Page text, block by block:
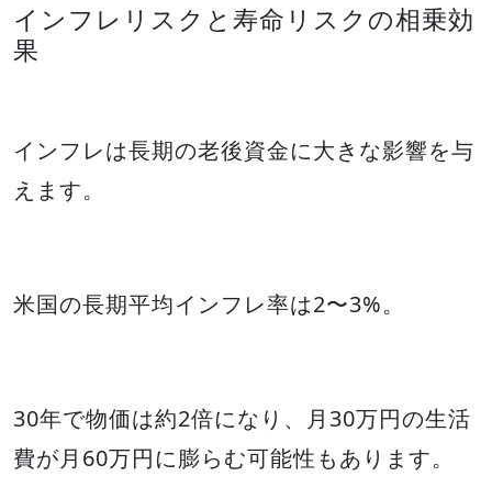
インフレリスクと寿命リスクの相乗効
果
インフレは長期の老後資金に大きな影響を与
えます。
米国の長期平均インフレ率は2〜3%。
30年で物価は約2倍になり、月30万円の生活
費が月60万円に膨らむ可能性もあります。